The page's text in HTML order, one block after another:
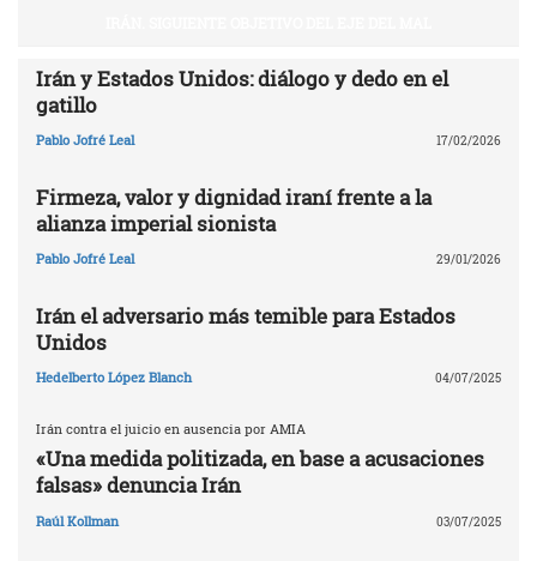
Irán y Estados Unidos: diálogo y dedo en el
gatillo
Pablo Jofré Leal 17/02/2026
Firmeza, valor y dignidad iraní frente a la
alianza imperial sionista
Pablo Jofré Leal 29/01/2026
Irán el adversario más temible para Estados
Unidos
Hedelberto López Blanch 04/07/2025
Irán contra el juicio en ausencia por AMIA
«Una medida politizada, en base a acusaciones
falsas» denuncia Irán
Raúl Kollman 03/07/2025